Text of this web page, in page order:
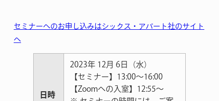
セミナーへのお申し込みはシックス・アパート社のサイト
へ
日時
2023年 12月 6日（水）
【セミナー】13:00～16:00
【Zoomへの入室】12:55〜